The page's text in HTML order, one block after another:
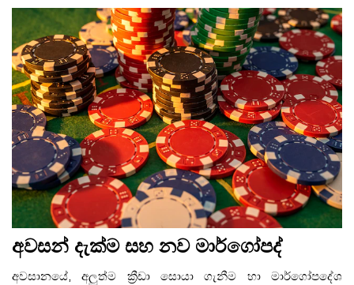
අවසන් දැක්ම සහ නව මාර්ගෝපද්
අවසානයේ, අලුත්ම ක්‍රීඩා සොයා ගැනීම හා මාර්ගෝපදේශ